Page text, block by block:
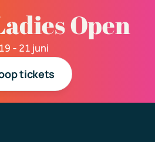
Open
19 - 21 juni
tickets